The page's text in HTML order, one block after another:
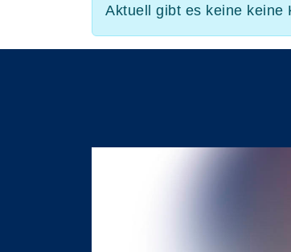
Aktuell gibt es keine keine